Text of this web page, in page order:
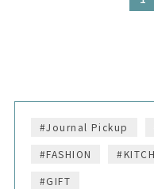
#Journal Pickup
#FASHION
#GIFT